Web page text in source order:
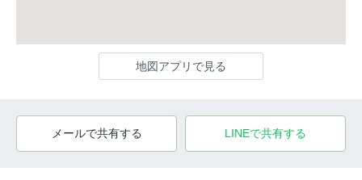
地図アプリで見る
メールで共有する LINEで共有する